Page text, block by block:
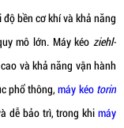
bền cơ khí và khả năng
mô lớn. Máy kéo ziehl-
và khả năng vận hành
phổ thông,máy kéo torin
dễ bảo trì, trong khi máy